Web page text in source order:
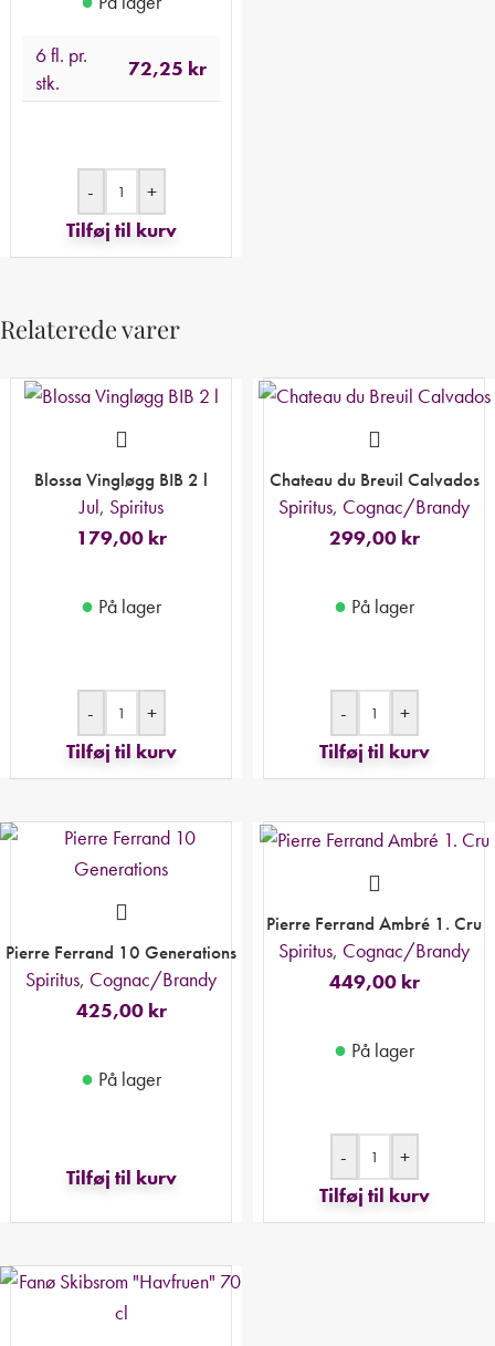
6 fl. pr.
stk.
72,25 kr
-
+
Tilføj til kurv
Relaterede varer
Blossa Vingløgg BIB 2 l
Jul, Spiritus
179,00 kr
● På lager
-
+
Tilføj til kurv
Chateau du Breuil Calvados
Spiritus, Cognac/Brandy
299,00 kr
● På lager
-
+
Tilføj til kurv
Pierre Ferrand 10 Generations
Spiritus, Cognac/Brandy
425,00 kr
● På lager
Tilføj til kurv
Pierre Ferrand Ambré 1. Cru
Spiritus, Cognac/Brandy
449,00 kr
● På lager
-
+
Tilføj til kurv